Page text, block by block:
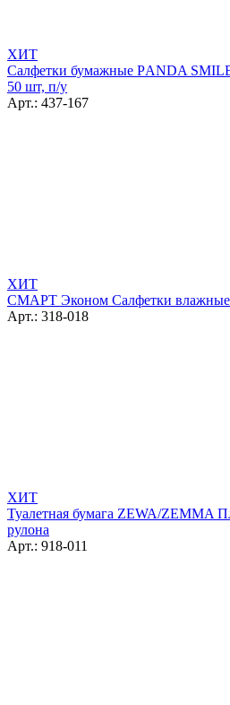
ХИТ
Салфетки бумажные РANDA
50 шт, п/у
Арт.: 437-167
ХИТ
СМАРТ Эконом Салфетки влажные
Арт.: 318-018
ХИТ
Туалетная бумага ZEWA/ZEMMA
рулона
Арт.: 918-011